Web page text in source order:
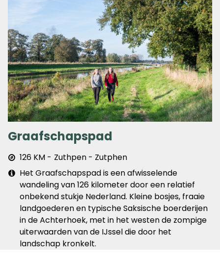
Graafschapspad
Afstand
&
plaats
126 KM
Zuthpen - Zutphen
Extra
info
Het Graafschapspad is een afwisselende
wandeling van 126 kilometer door een relatief
onbekend stukje Nederland. Kleine bosjes, fraaie
landgoederen en typische Saksische boerderijen
in de Achterhoek, met in het westen de zompige
uiterwaarden van de IJssel die door het
landschap kronkelt.